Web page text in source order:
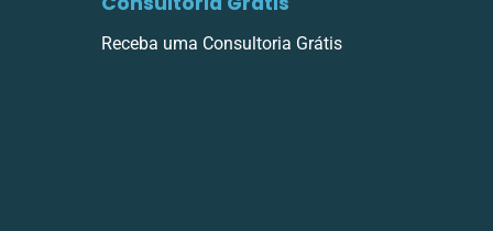
Receba uma Consultoria Grátis